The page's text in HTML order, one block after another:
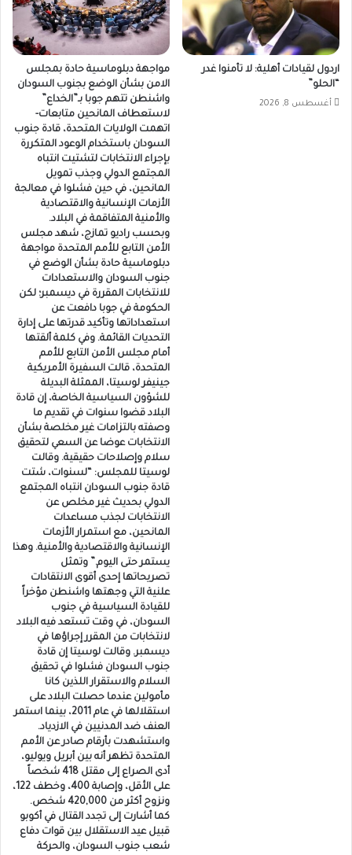
اردول لقيادات أهلية: لا تأمنوا غدر
“الحلو”
أغسطس 8, 2026
مواجهة دبلوماسية حادة بمجلس
الامن بشأن الوضع بجنوب السودان
واشنطن تتهم جوبا بـ”الخداع”
لاستعطاف المانحين متابعات-
اتهمت الولايات المتحدة، قادة جنوب
السودان باستخدام الوعود المتكررة
بإجراء الانتخابات لتشتيت انتباه
المجتمع الدولي وجذب تمويل
المانحين، في حين فشلوا في معالجة
الأزمات الإنسانية والاقتصادية
والأمنية المتفاقمة في البلاد.
وبحسب راديو تمازج، شهد مجلس
الأمن التابع للأمم المتحدة مواجهة
دبلوماسية حادة بشأن الوضع في
جنوب السودان والاستعدادات
للانتخابات المقررة في ديسمبر؛ لكن
الحكومة في جوبا دافعت عن
استعداداتها وتأكيد قدرتها على إدارة
التحديات القائمة. وفي كلمة ألقتها
أمام مجلس الأمن التابع للأمم
المتحدة، قالت السفيرة الأمريكية
جينيفر لوسيتا، الممثلة البديلة
للشؤون السياسية الخاصة، إن قادة
البلاد قضوا سنوات في تقديم ما
وصفته بالتزامات غير مخلصة بشأن
الانتخابات عوضا عن السعي لتحقيق
سلام وإصلاحات حقيقية. وقالت
لوسيتا للمجلس: “لسنوات، شتت
قادة جنوب السودان انتباه المجتمع
الدولي بحديث غير مخلص عن
الانتخابات لجذب مساعدات
المانحين، مع استمرار الأزمات
الإنسانية والاقتصادية والأمنية. وهذا
يستمر حتى اليوم.” وتمثل
تصريحاتها إحدى أقوى الانتقادات
علنية التي وجهتها واشنطن مؤخراً
للقيادة السياسية في جنوب
السودان، في وقت تستعد فيه البلاد
لانتخابات من المقرر إجراؤها في
ديسمبر. وقالت لوسيتا إن قادة
جنوب السودان فشلوا في تحقيق
السلام والاستقرار اللذين كانا
مأمولين عندما حصلت البلاد على
استقلالها في عام 2011، بينما استمر
العنف ضد المدنيين في الازدياد.
واستشهدت بأرقام صادر عن الأمم
المتحدة تظهر أنه بين أبريل ويوليو،
أدى الصراع إلى مقتل 418 شخصاً
على الأقل، وإصابة 400، وخطف 122،
ونزوح أكثر من 420,000 شخص.
كما أشارت إلى تجدد القتال في أكوبو
قبيل عيد الاستقلال بين قوات دفاع
شعب جنوب السودان، والحركة